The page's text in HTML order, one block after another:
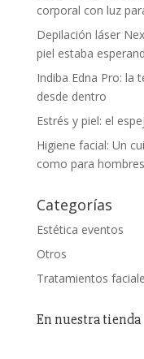
corporal con luz
Depilación láser
piel estaba
Indiba Edna Pro: la
desde dentro
Estrés y piel: el
Higiene facial: Un
como para hombres
Categorías
Estética eventos
Otros
Tratamientos
En nuestra tienda